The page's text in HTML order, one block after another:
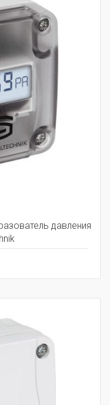
давления